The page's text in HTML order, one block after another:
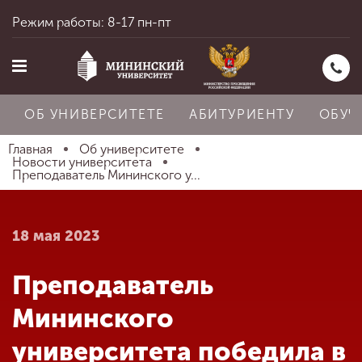
Главная
Абитуриенту
Режим работы: 8-17 пн-пт
ОБ УНИВЕРСИТЕТЕ АБИТУРИЕНТУ
Главная
Об университете
Новости университета
Преподаватель Мининского у...
18 мая 2023
Преподаватель
Мининского
университета победила в